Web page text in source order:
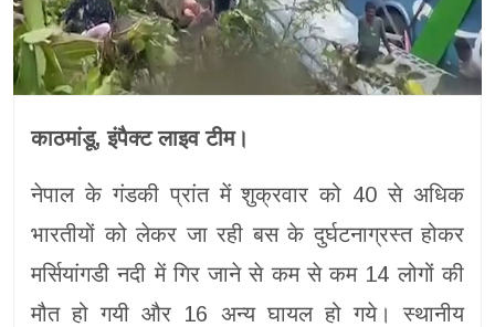
काठमांडू, इंपैक्ट लाइव टीम।
नेपाल के गंडकी प्रांत में शुक्रवार को 40 से अधिक
भारतीयों को लेकर जा रही बस के दुर्घटनाग्रस्त होकर
मर्सियांगडी नदी में गिर जाने से कम से कम 14 लोगों की
मौत हो गयी और 16 अन्य घायल हो गये। स्थानीय